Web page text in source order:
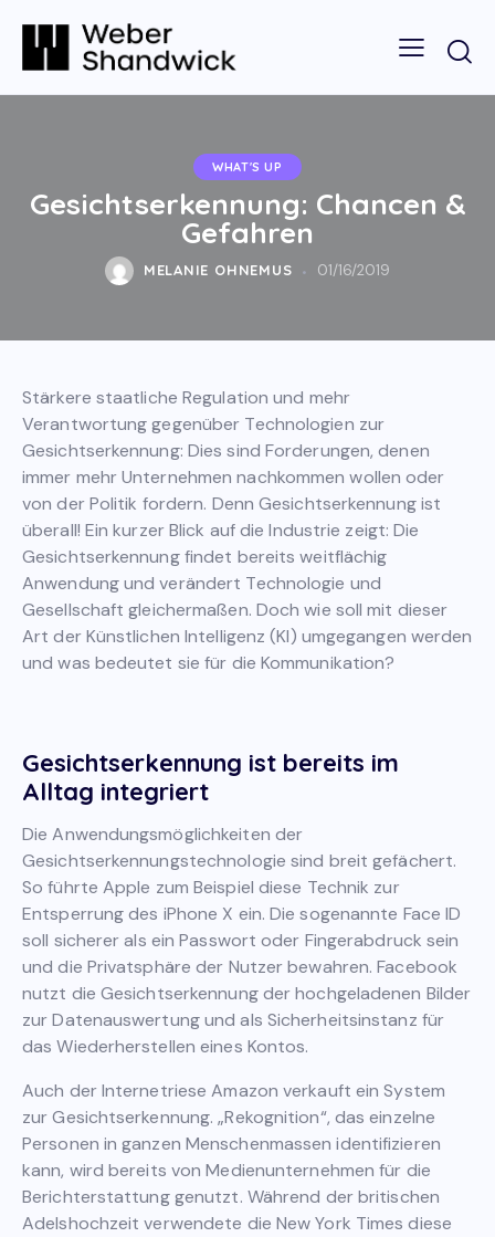
WHAT'S UP
Gesichtserkennung: Chancen &
Gefahren
MELANIE OHNEMUS 01/16/2019
Stärkere staatliche Regulation und mehr
Verantwortung gegenüber Technologien zur
Gesichtserkennung: Dies sind Forderungen, denen
immer mehr Unternehmen nachkommen wollen oder
von der Politik fordern. Denn Gesichtserkennung ist
überall! Ein kurzer Blick auf die Industrie zeigt: Die
Gesichtserkennung findet bereits weitflächig
Anwendung und verändert Technologie und
Gesellschaft gleichermaßen. Doch wie soll mit dieser
Art der Künstlichen Intelligenz (KI) umgegangen werden
und was bedeutet sie für die Kommunikation?
Gesichtserkennung ist bereits im
Alltag integriert
Die Anwendungsmöglichkeiten der
Gesichtserkennungstechnologie sind breit gefächert.
So führte Apple zum Beispiel diese Technik zur
Entsperrung des iPhone X ein. Die sogenannte Face ID
soll sicherer als ein Passwort oder Fingerabdruck sein
und die Privatsphäre der Nutzer bewahren. Facebook
nutzt die Gesichtserkennung der hochgeladenen Bilder
zur Datenauswertung und als Sicherheitsinstanz für
das Wiederherstellen eines Kontos.
Auch der Internetriese Amazon verkauft ein System
zur Gesichtserkennung. „Rekognition“, das einzelne
Personen in ganzen Menschenmassen identifizieren
kann, wird bereits von Medienunternehmen für die
Berichterstattung genutzt. Während der britischen
Adelshochzeit verwendete die New York Times diese